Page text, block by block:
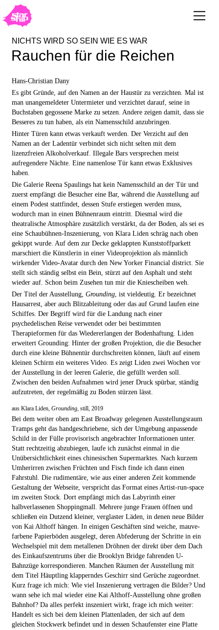
NICHTS WIRD SO SEIN WIE ES WAR
Rauchen für die Reichen
Hans-Christian Dany
Es gibt Gründe, auf den Namen an der Haustür zu verzichten. Mal ist
man unangemeldeter Untermieter und verzichtet darauf, seine in
Buchstaben gegossene Marke zu setzen. Andere zeigen damit, dass sie
Besseres zu tun haben, als ein Namensschild anzubringen.
Hinter Türen kann etwas verkauft werden. Der Verzicht auf den
Namen an der Ladentür verbindet sich nicht selten mit dem
lizenzfreien Alkoholverkauf. Illegale Bars versprechen meist
aufregendere Nächte. Eine namenlose Tür kann etwas Exklusives
haben.
Die Galerie Reena Spaulings hat kein Namensschild an der Tür und
zuerst empfängt die Besucher eine Bar, während die Ausstellung auf
einem Podest stattfindet, dessen Stufe erstiegen werden muss,
wodurch man in einen Bühnenraum eintritt. Diesmal wird die
theatralische Atmosphäre zusätzlich verstärkt, da der Boden, als sei es
eine Schaubühnen-Inszenierung, von Klara Liden schräg nach oben
gekippt wurde. Auf dem zur Decke geklappten Kunststoffparkett
marschiert die Künstlerin in einer Videoprojektion als männlich
wirkender Video-Avatar durch den New Yorker Financial district. Sie
stellt sich ständig selbst ein Bein, stürzt auf den Asphalt und steht
wieder auf. Schon beim Zusehen tun mir die Kniescheiben weh.
Der Titel der Ausstellung, Grounding, ist vieldeutig. Er bezeichnet
Hausarrest, aber auch Blitzableitung oder das auf Grund laufen eine
Schiffes. Der Begriff wird für die Landung nach einer
psychedelischen Reise verwendet oder bei bestimmten
Therapieformen für das Wiedererlangen der Bodenhaftung. Liden
erweitert Grounding: Hinter der großen Projektion, die die Besucher
durch eine kleine Bühnentür durchschreiten können, läuft auf einem
kleinen Schirm ein weiteres Video. Es zeigt Liden zwei Wochen vor
der Ausstellung in der leeren Galerie, die gefüllt werden soll.
Zwischen den beiden Aufnahmen wird jener Druck spürbar, ständig
aufzutreten, der regelmäßig zu Boden stürzen lässt.
aus Klara Liden, Grounding, still, 2019
Bei dem weiter oben am East Broadway gelegenen Ausstellungsraum
Tramps geht das handgeschriebene, sich der Umgebung anpassende
Schild in der Fülle provisorisch angebrachter Informationen unter.
Statt rechtzeitig abzubiegen, laufe ich zunächst einmal in die
Unübersichtlichkeit eines chinesischen Supermarktes. Nach kurzem
Umherirren zwischen Früchten und Fisch finde ich dann einen
Fahrstuhl. Die rudimentäre, wie aus einer anderen Zeit kommende
Gestaltung der Webseite, verspricht das Format eines Artist-run-space
im zweiten Stock. Dort empfängt mich das Labyrinth einer
halbverlassenen Shoppingmall. Mehrere junge Frauen öffnen und
schließen ein Dutzend kleiner, verglaster Läden, in denen neue Bilder
von Kai Althoff hängen. In einigen Geschäften sind weiche, mauve-
farbene Papierböden ausgelegt, deren Abfederung der Schritte in ein
Wechselspiel mit dem metallenen Dröhnen der direkt über dem Dach
des Einkaufszentrums über die Brooklyn Bridge fahrenden U-
Bahnzüge korrespondieren. Manchen Räumen der Ausstellung mit
dem Titel Häuptling klapperndes Geschirr sind Gerüche zugeordnet.
Kurz frage ich mich: Wie viel Inszenierung vertragen die Bilder? Und
wann sehe ich mal wieder eine Kai Althoff-Ausstellung ohne großen
Bahnhof? Da alles perfekt inszeniert wirkt, frage ich mich weiter:
Handelt es sich bei dem kleinen Plattenladen, der sich auf dem
gleichen Stockwerk befindet und in dessen Schaufenster eine Platte